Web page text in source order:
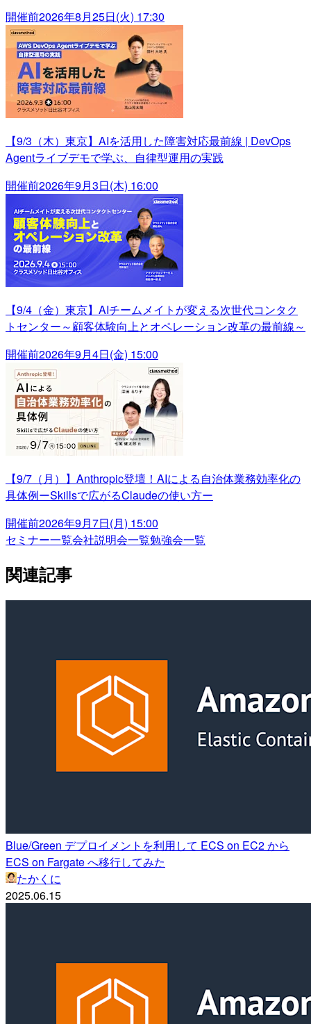
開催前2026年8月25日(火) 17:30
【9/3（木）東京】AIを活用した障害対応最前線 | DevOps
Agentライブデモで学ぶ、自律型運用の実践
開催前2026年9月3日(木) 16:00
【9/4（金）東京】AIチームメイトが変える次世代コンタク
トセンター～顧客体験向上とオペレーション改革の最前線～
開催前2026年9月4日(金) 15:00
【9/7（月）】Anthropic登壇！AIによる自治体業務効率化の
具体例ーSkillsで広がるClaudeの使い方ー
開催前2026年9月7日(月) 15:00
セミナー一覧会社説明会一覧勉強会一覧
関連記事
Blue/Green デプロイメントを利用して ECS on EC2 から
ECS on Fargate へ移行してみた
たかくに
2025.06.15